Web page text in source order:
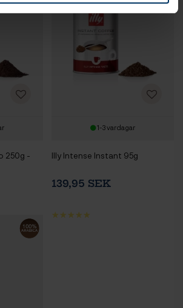
250g -
1-3 vardagar
Illy Intense Instant 95g
139,95 SEK